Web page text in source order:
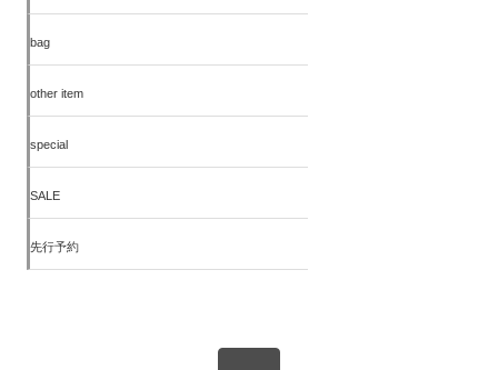
bag
other item
special
SALE
先行予約